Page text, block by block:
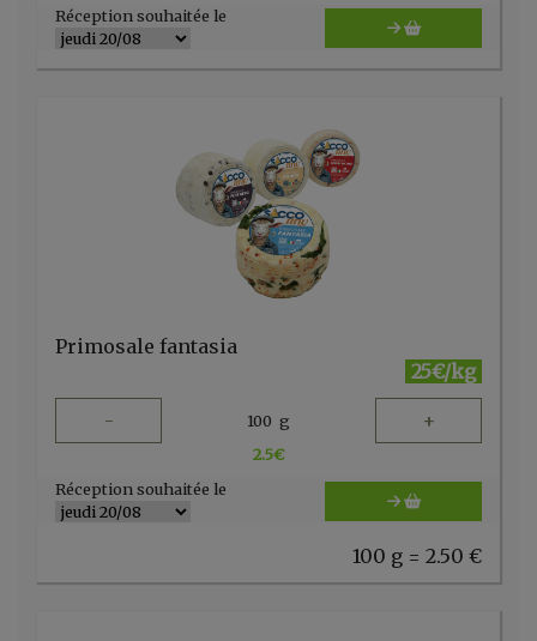
Réception souhaitée le
Primosale fantasia
25€/kg
- 100 g +
2.5€
Réception souhaitée le
100 g = 2.50 €